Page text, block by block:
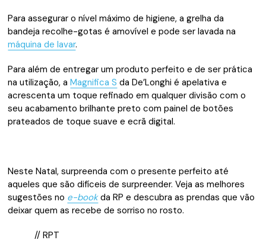
Para assegurar o nível máximo de higiene, a grelha da
bandeja recolhe-gotas é amovível e pode ser lavada na
máquina de lavar.
Para além de entregar um produto perfeito e de ser prática
na utilização, aMagnifica S da De’Longhi é apelativa e
acrescenta um toque refinado em qualquer divisão com o
seu acabamento brilhante preto com painel de botões
prateados de toque suave e ecrã digital.
Neste Natal, surpreenda com o presente perfeito até
aqueles que são difíceis de surpreender. Veja as melhores
sugestões no e-bookda RP e descubra as prendas que vão
deixar quem as recebe de sorriso no rosto.
// RPT